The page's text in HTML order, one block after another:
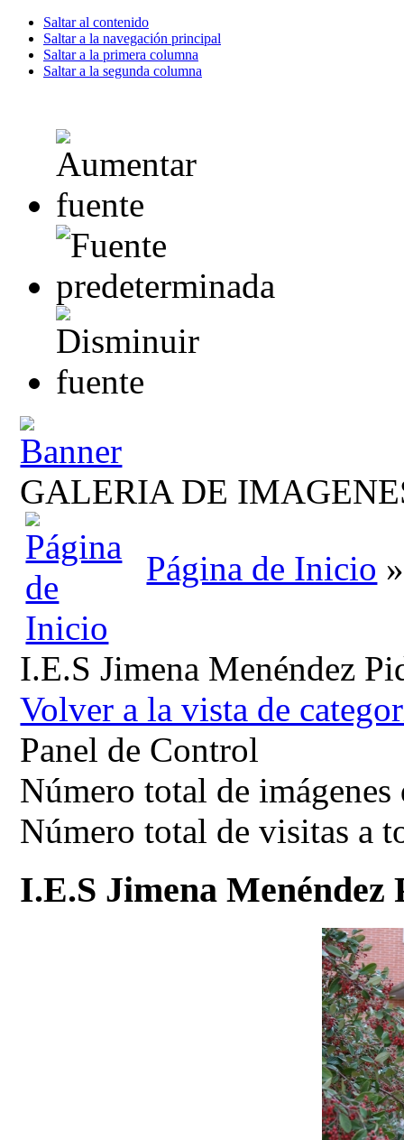
Saltar al contenido
Saltar a la navegación principal
Saltar a la primera columna
Saltar a la segunda columna
GALERIA DE
Página de Inicio
I.E.S Jimena Menéndez
Volver a la vista de
Panel de Control
Número total de
Número total de visitas a
I.E.S Jimena Menéndez